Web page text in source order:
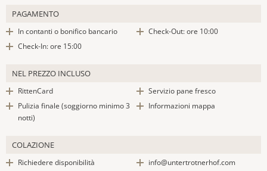
PAGAMENTO
In contanti o bonifico bancario
Check-In: ore 15:00
Check-Out: ore 10:00
NEL PREZZO INCLUSO
RittenCard
Pulizia finale (soggiorno minimo 3
notti)
Servizio pane fresco
Informazioni mappa
COLAZIONE
Richiedere disponibilità info@untertrotnerhof.com